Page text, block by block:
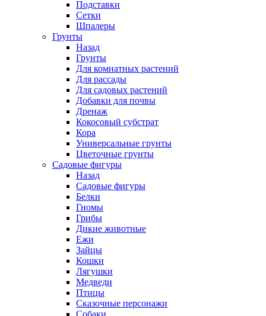
Подставки
Сетки
Шпалеры
Грунты
Назад
Грунты
Для комнатных растений
Для рассады
Для садовых растений
Добавки для почвы
Дренаж
Кокосовый субстрат
Кора
Универсальные грунты
Цветочные грунты
Садовые фигуры
Назад
Садовые фигуры
Белки
Гномы
Грибы
Дикие животные
Ежи
Зайцы
Кошки
Лягушки
Медведи
Птицы
Сказочные персонажи
Собаки